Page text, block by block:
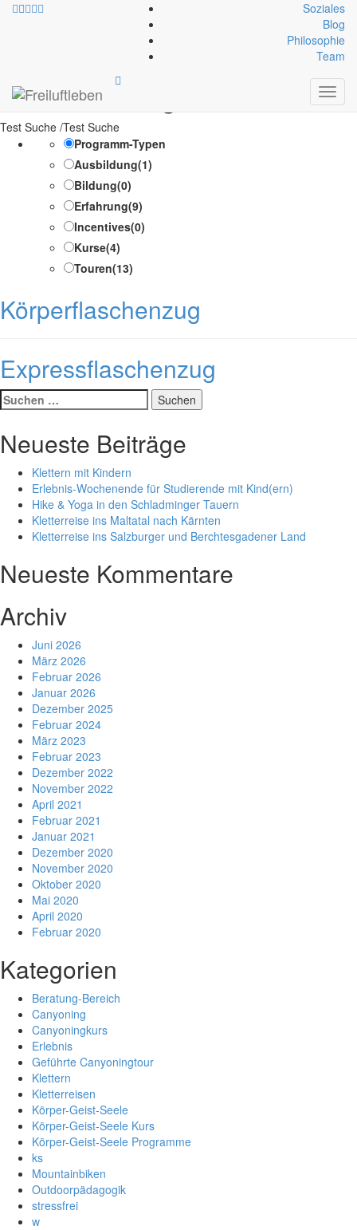
Soziales
Blog
Philosophie
Team
Kategorien-Infoblock:
Rettungstechnik
Test Suche /Test Suche
Programm-Typen
Ausbildung(1)
Bildung(0)
Erfahrung(9)
Incentives(0)
Kurse(4)
Touren(13)
Körperflaschenzug
Expressflaschenzug
Suche
nach:
Neueste Beiträge
Klettern mit Kindern
Erlebnis-Wochenende für Studierende mit Kind(ern)
Hike & Yoga in den Schladminger Tauern
Kletterreise ins Maltatal nach Kärnten
Kletterreise ins Salzburger und Berchtesgadener Land
Neueste Kommentare
Archiv
Juni 2026
März 2026
Februar 2026
Januar 2026
Dezember 2025
Februar 2024
März 2023
Februar 2023
Dezember 2022
November 2022
April 2021
Februar 2021
Januar 2021
Dezember 2020
November 2020
Oktober 2020
Mai 2020
April 2020
Februar 2020
Kategorien
Beratung-Bereich
Canyoning
Canyoningkurs
Erlebnis
Geführte Canyoningtour
Klettern
Kletterreisen
Körper-Geist-Seele
Körper-Geist-Seele Kurs
Körper-Geist-Seele Programme
ks
Mountainbiken
Outdoorpädagogik
stressfrei
w